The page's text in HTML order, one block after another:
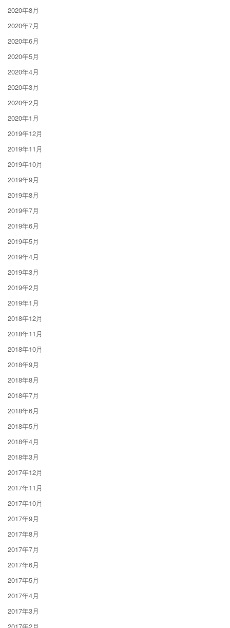
2020年8月
2020年7月
2020年6月
2020年5月
2020年4月
2020年3月
2020年2月
2020年1月
2019年12月
2019年11月
2019年10月
2019年9月
2019年8月
2019年7月
2019年6月
2019年5月
2019年4月
2019年3月
2019年2月
2019年1月
2018年12月
2018年11月
2018年10月
2018年9月
2018年8月
2018年7月
2018年6月
2018年5月
2018年4月
2018年3月
2017年12月
2017年11月
2017年10月
2017年9月
2017年8月
2017年7月
2017年6月
2017年5月
2017年4月
2017年3月